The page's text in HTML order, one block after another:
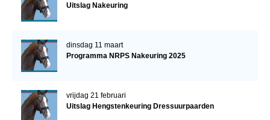
Uitslag Nakeuring
dinsdag 11 maart
Programma NRPS Nakeuring 2025
vrijdag 21 februari
Uitslag Hengstenkeuring Dressuurpaarden